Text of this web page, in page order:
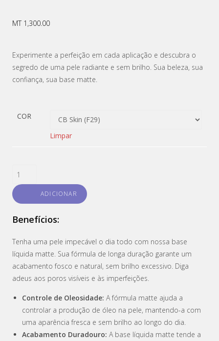
MT 1,300.00
Experimente a perfeição em cada aplicação e descubra o
segredo de uma pele radiante e sem brilho. Sua beleza, sua
confiança, sua base matte.
COR
Limpar
ADICIONAR
Benefícios:
Tenha uma pele impecável o dia todo com nossa base
líquida matte. Sua fórmula de longa duração garante um
acabamento fosco e natural, sem brilho excessivo. Diga
adeus aos poros visíveis e às imperfeições.
Controle de Oleosidade: A fórmula matte ajuda a
controlar a produção de óleo na pele, mantendo-a com
uma aparência fresca e sem brilho ao longo do dia.
Acabamento Duradouro: A base líquida matte tende a